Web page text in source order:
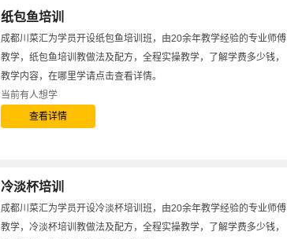
纸包鱼培训
成都川菜汇为学员开设纸包鱼培训班，由20余年教学经验的专业师傅
教学，纸包鱼培训教做法及配方，全程实操教学，了解学费多少钱，
教学内容，在哪里学请点击查看详情。
当前有人想学
查看详情
冷淡杯培训
成都川菜汇为学员开设冷淡杯培训班，由20余年教学经验的专业师傅
教学，冷淡杯培训教做法及配方，全程实操教学，了解学费多少钱，